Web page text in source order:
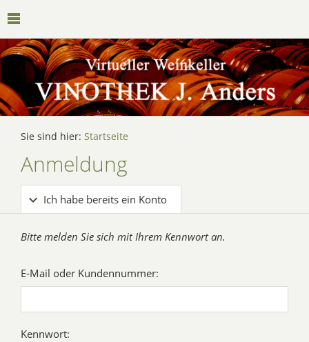
Sie sind hier: Startseite
Anmeldung
Ich habe bereits ein Konto
Bitte melden Sie sich mit Ihrem Kennwort an.
E-Mail oder Kundennummer:
Kennwort: